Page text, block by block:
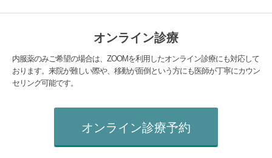
オンライン診療
内服薬のみご希望の場合は、ZOOMを利用したオンライン診療にも対応して
おります。来院が難しい際や、移動が面倒という方にも医師が丁寧にカウン
セリング可能です。
オンライン診療予約